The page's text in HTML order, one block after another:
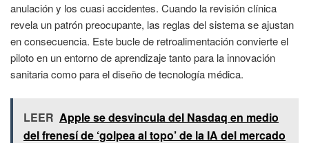
anulación y los cuasi accidentes. Cuando la revisión clínica
revela un patrón preocupante, las reglas del sistema se ajustan
en consecuencia. Este bucle de retroalimentación convierte el
piloto en un entorno de aprendizaje tanto para la innovación
sanitaria como para el diseño de tecnología médica.
LEER Apple se desvincula del Nasdaq en medio
del frenesí de ‘golpea al topo’ de la IA del mercado